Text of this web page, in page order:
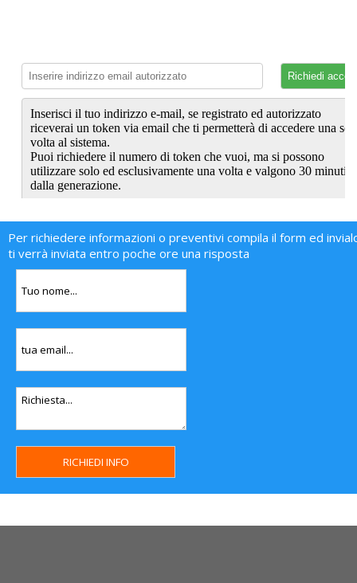
Per richiedere informazioni o preventivi compila il form ed
ti verrà inviata entro poche ore una risposta